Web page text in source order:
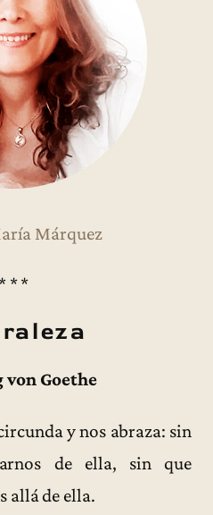
Márquez
* * *
von Goethe
y nos abraza: sin
de ella, sin que
allá de ella.